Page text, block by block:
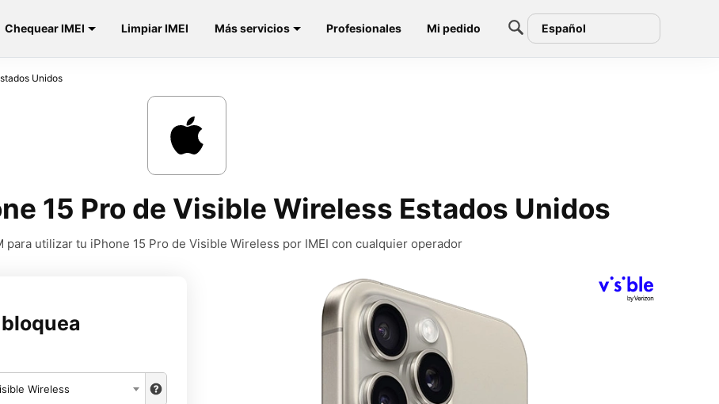
Chequear IMEI Limpiar IMEI Más servicios Profesionales Mi pedido Español
Unidos
15 Pro de Visible Wireless Estados Unidos
para utilizar tu iPhone 15 Pro de Visible Wireless por IMEI con cualquier operador
Wireless